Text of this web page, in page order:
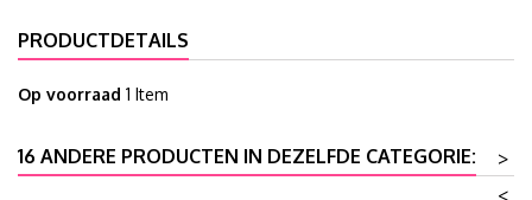
PRODUCTDETAILS
Op voorraad 1 Item
16 ANDERE PRODUCTEN IN DEZELFDE CATEGORIE:
>